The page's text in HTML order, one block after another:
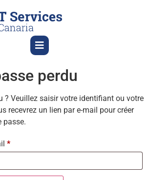
perdu
? Veuillez saisir votre identifiant ou votre
recevrez un lien par e-mail pour créer
passe.
*